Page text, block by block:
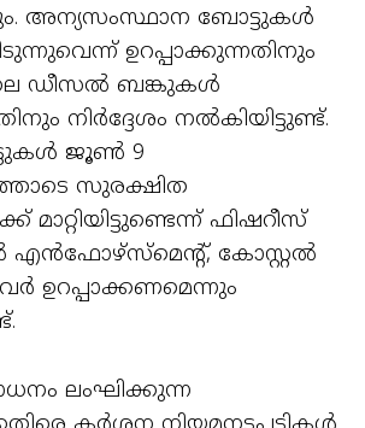
അന്യസംസ്ഥാന ബോട്ടുകൾ
ഉറപ്പാക്കുന്നതിനും
ഡീസൽ ബങ്കുകൾ
നിർദ്ദേശം നൽകിയിട്ടുണ്ട്.
ജൂൺ 9
സുരക്ഷിത
മാറ്റിയിട്ടുണ്ടെന്ന് ഫിഷറീസ്
എൻഫോഴ്‌സ്‌മെന്റ്, കോസ്റ്റൽ
ഉറപ്പാക്കണമെന്നും
ലംഘിക്കുന്ന